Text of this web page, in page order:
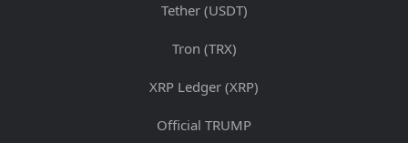
Tether (USDT)
Tron (TRX)
XRP Ledger (XRP)
Official TRUMP